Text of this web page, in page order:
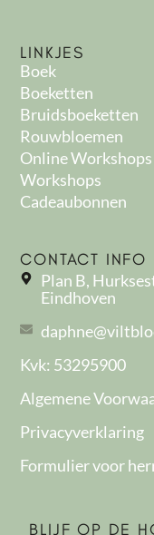
LINKJES
Boek
Boeketten
Bruidsboeketten
Rouwbloemen
Online Workshops
Workshops
Cadeaubonnen
CONTACT INFO
Plan B,
Eindhoven
Kvk: 53295900
Algemene
Privacyverklaring
Formulier voor
BLIJF OP DE